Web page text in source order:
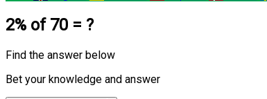
2% of 70 = ?
Find the answer below
Bet your knowledge and answer